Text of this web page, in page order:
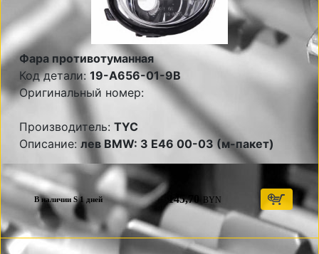
Фара противотуманная
Код детали: 19-A656-01-9B
Оригинальный номер:
Производитель: TYC
Описание: лев BMW: 3 E46 00-03 (м-пакет)
В наличии S 1 дней 145,70 BYN